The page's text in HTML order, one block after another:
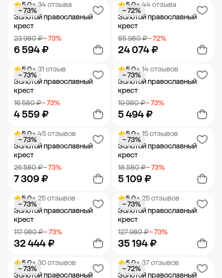
Добавить в корзину Добавить в корзину
5.0• 34 отзыва
Золотой православный
крест
23 980 ₽− 73%
6 594 ₽
− 73%
Добавить в корзину
5.0• 44 отзыва
Золотой православный
крест
85 980 ₽− 72%
24 074 ₽
− 72%
Добавить в корзину
5.0• 31 отзыв
Золотой православный
крест
16 580 ₽− 73%
4 559 ₽
− 73%
Добавить в корзину
5.0• 14 отзывов
Золотой православный
крест
19 980 ₽− 73%
5 494 ₽
− 73%
Добавить в корзину
5.0• 45 отзывов
Золотой православный
крест
26 580 ₽− 73%
7 309 ₽
− 73%
Добавить в корзину
5.0• 15 отзывов
Золотой православный
крест
18 580 ₽− 73%
5 109 ₽
− 73%
Добавить в корзину
5.0• 25 отзывов
Золотой православный
крест
117 980 ₽− 73%
32 444 ₽
− 73%
Добавить в корзину
5.0• 25 отзывов
Золотой православный
крест
127 980 ₽− 73%
35 194 ₽
− 73%
Добавить в корзину
5.0• 30 отзывов
Золотой православный
− 73%
5.0• 37 отзывов
Золотой православный
− 72%